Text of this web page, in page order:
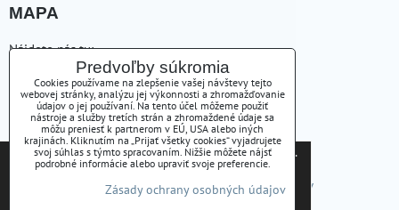
MAPA
Nájdete nás tu:
ZAVOLÁME VÁM SPÄŤ
+421556254223
atsk(@)atsk.sk
Predvoľby súkromia
Zásady ochrany osobných údajov
Predvoľby súkromia
Cookies používame na zlepšenie vašej návštevy tejto
webovej stránky, analýzu jej výkonnosti a zhromažďovanie
údajov o jej používaní. Na tento účel môžeme použiť
nástroje a služby tretích strán a zhromaždené údaje sa
môžu preniesť k partnerom v EÚ, USA alebo iných
krajinách. Kliknutím na „Prijať všetky cookies“ vyjadrujete
svoj súhlas s týmto spracovaním. Nižšie môžete nájsť
podrobné informácie alebo upraviť svoje preferencie.
Zásady ochrany osobných údajov
Tieto internetové stránky používajú súbory cookies.
Bližšie informácie o použitých súboroch cookies a
ako je možné zabrániť ich používaniu nájdete na